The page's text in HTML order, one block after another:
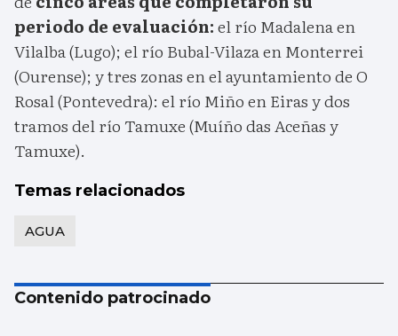
periodo de evaluación:el río Madalena en
Vilalba (Lugo); el río Bubal-Vilaza en Monterrei
(Ourense); y tres zonas en el ayuntamiento de O
Rosal (Pontevedra): el río Miño en Eiras y dos
tramos del río Tamuxe (Muíño das Aceñas y
Tamuxe).
Temas relacionados
AGUA
Contenido patrocinado